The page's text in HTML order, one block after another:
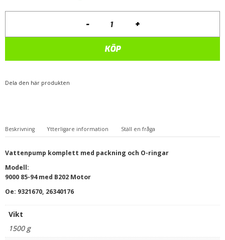
-
Vattenpump
85-
94
+
KÖP
Dela den här produkten
Beskrivning Ytterligare information Ställ en fråga
Vattenpump komplett med packning och O-ringar
Modell:
9000 85-94 med B202 Motor
Oe: 9321670, 26340176
Vikt
1500 g